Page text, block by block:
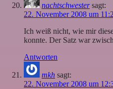
nachtschwester sagt:
22. November 2008 um
Ich weiß nicht, wie mir
konnte. Der Satz war
Antworten
mkh sagt:
22. November 2008 um